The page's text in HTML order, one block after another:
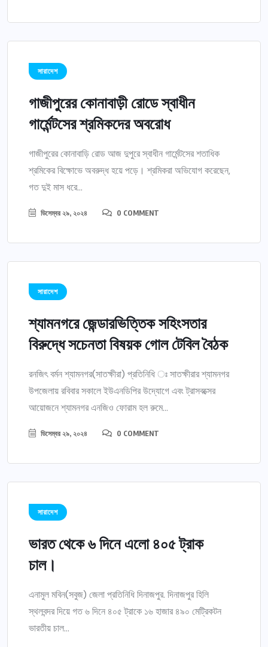
সারাদেশ
গাজীপুরের কোনাবাড়ী রোডে স্বাধীন
গার্মেন্টসের শ্রমিকদের অবরোধ
গাজীপুরের কোনাবাড়ি রোড আজ দুপুরে স্বাধীন গার্মেন্টসের শতাধিক
শ্রমিকের বিক্ষোভে অবরুদ্ধ হয়ে পড়ে। শ্রমিকরা অভিযোগ করেছেন,
গত দুই মাস ধরে...
ডিসেম্বর ২৯, ২০২৪ 0 COMMENT
সারাদেশ
শ্যামনগরে জেন্ডারভিত্তিক সহিংসতার
বিরুদ্ধে সচেনতা বিষয়ক গোল টেবিল বৈঠক
রনজিৎ বর্মন শ্যামনগর(সাতক্ষীরা) প্রতিনিধি ঃ সাতক্ষীরার শ্যামনগর
উপজেলায় রবিবার সকালে ইউএনডিপির উদ্যোগে এবং ট্রাসবক্সের
আয়োজনে শ্যামনগর এনজিও ফোরাম হল রুমে...
ডিসেম্বর ২৯, ২০২৪ 0 COMMENT
সারাদেশ
ভারত থেকে ৬ দিনে এলো ৪০৫ ট্রাক
চাল।
এনামুল মবিন(সবুজ) জেলা প্রতিনিধি দিনাজপুর. দিনাজপুর হিলি
স্থলবন্দর দিয়ে গত ৬ দিনে ৪০৫ ট্রাকে ১৬ হাজার ৪৯০ মেট্রিকটন
ভারতীয় চাল...